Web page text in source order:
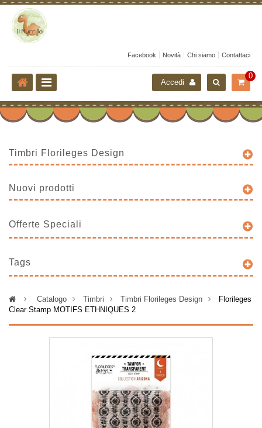
Facebook Novità Chi siamo Contattaci
0
Accedi
Timbri Florileges Design
Nuovi prodotti
Offerte Speciali
Tags
> Catalogo > Timbri > Timbri Florileges Design >
Florileges
Clear Stamp MOTIFS ETHNIQUES 2